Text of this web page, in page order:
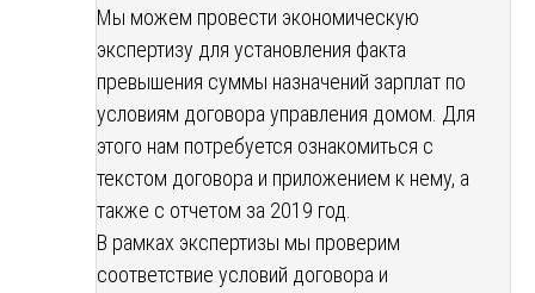
Мы можем провести экономическую
экспертизу для установления факта
превышения суммы назначений зарплат по
условиям договора управления домом. Для
этого нам потребуется ознакомиться с
текстом договора и приложением к нему, а
также с отчетом за 2019 год.
В рамках экспертизы мы проверим
соответствие условий договора и